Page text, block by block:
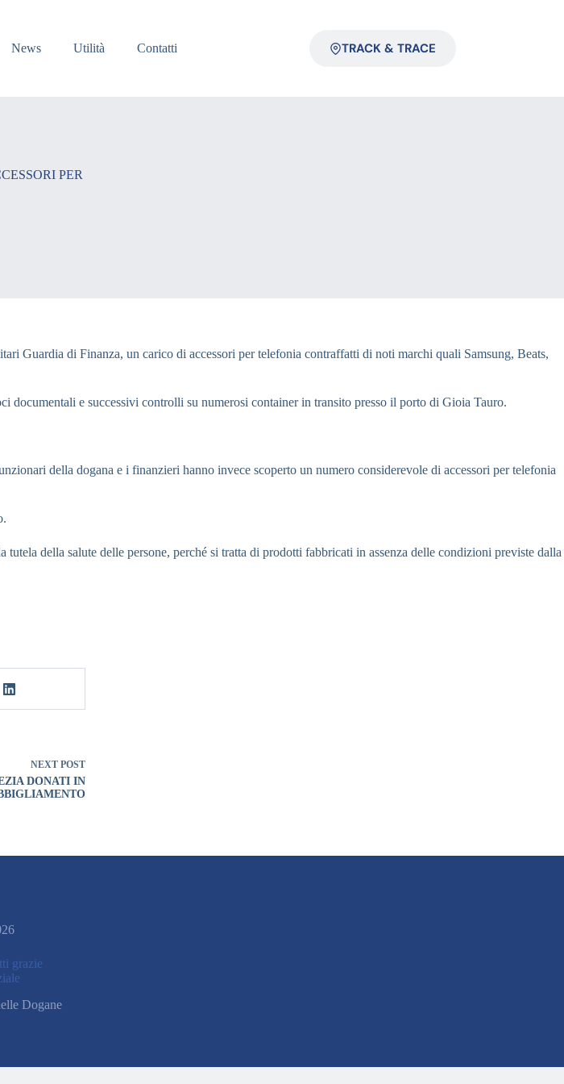
News Utilità Contatti TRACK & TRACE
PER
Guardia di Finanza, un carico di accessori per telefonia contraffatti di noti marchi quali Samsung, Beats,
documentali e successivi controlli su numerosi container in transito presso il porto di Gioia Tauro.
della dogana e i finanzieri hanno invece scoperto un numero considerevole di accessori per telefonia
della salute delle persone, perché si tratta di prodotti fabbricati in assenza delle condizioni previste dalla
NEXT POST
DONATI IN
grazie
Dogane